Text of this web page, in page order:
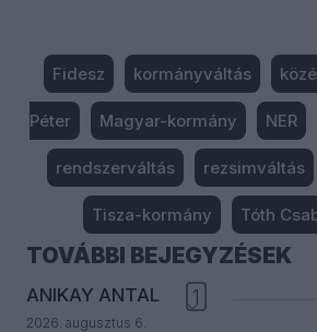
Fidesz kormányváltás
Péter Magyar-kormány NER
rendszerváltás rezsimváltás
Tisza-kormány Tóth
TOVÁBBI BEJEGYZÉSEK
ANIKAY ANTAL
2026. augusztus 6.
1